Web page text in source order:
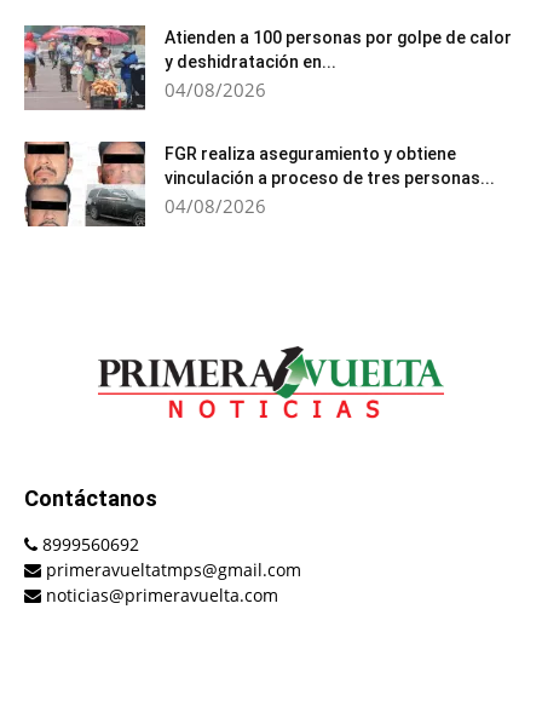
Atienden a 100 personas por golpe de calor
y deshidratación en...
04/08/2026
FGR realiza aseguramiento y obtiene
vinculación a proceso de tres personas...
04/08/2026
Contáctanos
8999560692
primeravueltatmps@gmail.com
noticias@primeravuelta.com